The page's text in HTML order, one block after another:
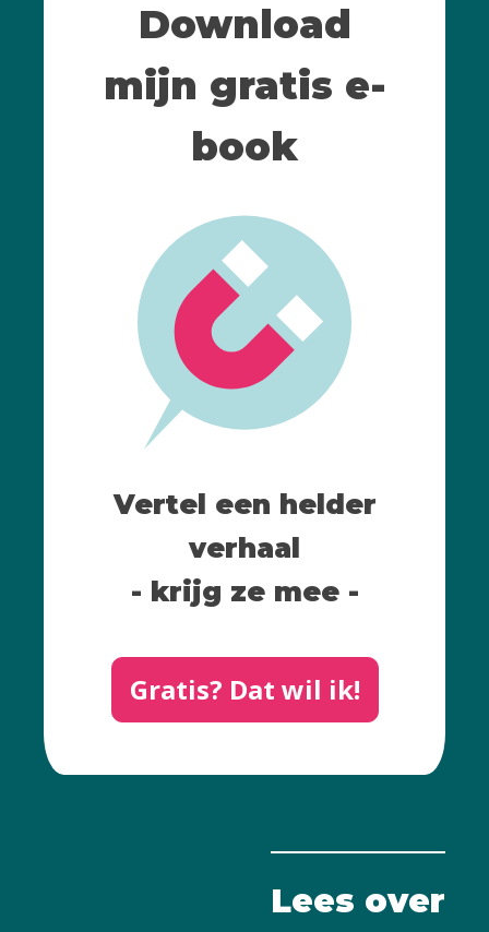
Download
mijn gratis e-
book
Vertel een helder
verhaal
- krijg ze mee -
Gratis? Dat wil ik!
Lees over